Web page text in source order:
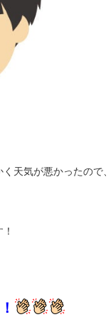
天気が悪かったので、